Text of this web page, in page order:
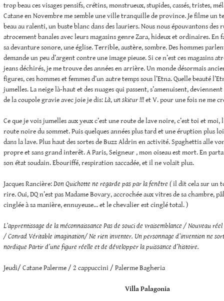
trop beau ces visages pensifs, crétins, monstrueux, stupides, cassés, tristes,
Catane en Novembre me semble une ville tranquille de province. Je filme un
beau au ralenti, un buste blanc dans des lauriers. Nous nous épouvantons des
atrocement banales avec leurs magasins genre Zara, hideux et ordinaires. En
sa devanture sonore, une église. Terrible, austère, sombre. Des hommes
demande un peu d’argent contre une image pieuse. Si ce n’est ces magasins
jeans déchirés, je me trouve des années en arrière. Un monde désormais
figures, ces hommes et femmes d’un autre temps sous l’Etna. Quelle beauté
jumelles. La neige là-haut et des nuages qui passent, s’amenuisent,
de la coupole gravie avec joie je dis:Là, un skieur !!!et V. pour une fois ne me
Ce que je vois jumelles aux yeux c’est une route de lave noire, c’est toi et moi,
route noire du sommet. Puis quelques années plus tard et une éruption plus
dans la lave. Plus haut des sortes de Buzz Aldrin en activité. Spaghettis alle
propre et sans grand interêt. A Paris, Seigneur , mon oiseau est mort. En
son état soudain. Ebouriffé, respiration saccadée, et il ne volait plus.
Jacques Rancière:Don Quichotte ne regarde pas par la fenêtre (il dit cela sur un
rire. Oui, DQ n’est pas Madame Bovary, accrochée aux vitres de sa chambre,
cinglée à sa manière, ennuyeuse… et le chevalier est cinglé total. )
L’apprentissage de la méconnaissance Pas de souci de vraisemblance / Nouveau réel
/ Conrad Véritable imagination/ Ne rien inventer. Un personnage d’invention ne
nordique Partir d’une figure réelle et de développer la puissance d’histoire.
Jeudi/ Catane Palerme / 2 cappuccini / Palerme Bagheria
Villa Palagonia